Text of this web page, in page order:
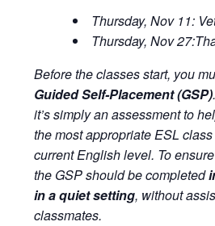
Thursday, Nov 11:
Thursday, Nov
Before the classes start, you
Guided Self-Placement (GSP)
it’s simply an assessment to
the most appropriate ESL
current English level. To
the GSP should be completed
in a quiet setting, without
classmates.